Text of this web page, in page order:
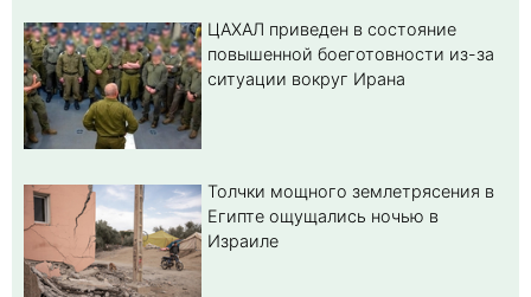
ЦАХАЛ приведен в состояние
повышенной боеготовности из-за
ситуации вокруг Ирана
Толчки мощного землетрясения в
Египте ощущались ночью в
Израиле